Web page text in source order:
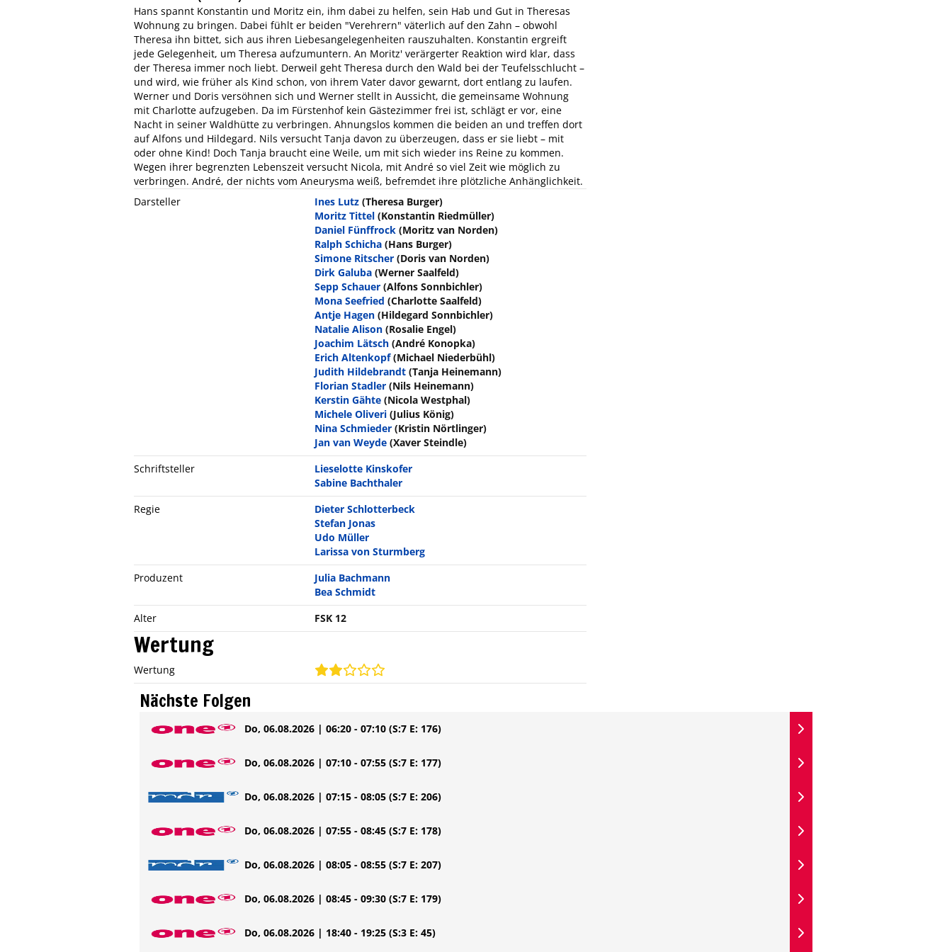
Hans spannt Konstantin und Moritz ein, ihm dabei zu helfen, sein Hab und Gut in Theresas
Wohnung zu bringen. Dabei fühlt er beiden "Verehrern" väterlich auf den Zahn – obwohl
Theresa ihn bittet, sich aus ihren Liebesangelegenheiten rauszuhalten. Konstantin ergreift
jede Gelegenheit, um Theresa aufzumuntern. An Moritz' verärgerter Reaktion wird klar, dass
der Theresa immer noch liebt. Derweil geht Theresa durch den Wald bei der Teufelsschlucht –
und wird, wie früher als Kind schon, von ihrem Vater davor gewarnt, dort entlang zu laufen.
Werner und Doris versöhnen sich und Werner stellt in Aussicht, die gemeinsame Wohnung
mit Charlotte aufzugeben. Da im Fürstenhof kein Gästezimmer frei ist, schlägt er vor, eine
Nacht in seiner Waldhütte zu verbringen. Ahnungslos kommen die beiden an und treffen dort
auf Alfons und Hildegard. Nils versucht Tanja davon zu überzeugen, dass er sie liebt – mit
oder ohne Kind! Doch Tanja braucht eine Weile, um mit sich wieder ins Reine zu kommen.
Wegen ihrer begrenzten Lebenszeit versucht Nicola, mit André so viel Zeit wie möglich zu
verbringen. André, der nichts vom Aneurysma weiß, befremdet ihre plötzliche Anhänglichkeit.
Darsteller
Ines Lutz (Theresa Burger)
Moritz Tittel (Konstantin Riedmüller)
Daniel Fünffrock (Moritz van Norden)
Ralph Schicha (Hans Burger)
Simone Ritscher (Doris van Norden)
Dirk Galuba (Werner Saalfeld)
Sepp Schauer (Alfons Sonnbichler)
Mona Seefried (Charlotte Saalfeld)
Antje Hagen (Hildegard Sonnbichler)
Natalie Alison (Rosalie Engel)
Joachim Lätsch (André Konopka)
Erich Altenkopf (Michael Niederbühl)
Judith Hildebrandt (Tanja Heinemann)
Florian Stadler (Nils Heinemann)
Kerstin Gähte (Nicola Westphal)
Michele Oliveri (Julius König)
Nina Schmieder (Kristin Nörtlinger)
Jan van Weyde (Xaver Steindle)
Schriftsteller
Lieselotte Kinskofer
Sabine Bachthaler
Regie
Dieter Schlotterbeck
Stefan Jonas
Udo Müller
Larissa von Sturmberg
Produzent
Julia Bachmann
Bea Schmidt
Alter
FSK 12
Wertung
Wertung
Nächste Folgen
Do, 06.08.2026 | 06:20 - 07:10 (S:7 E: 176)
Do, 06.08.2026 | 07:10 - 07:55 (S:7 E: 177)
Do, 06.08.2026 | 07:15 - 08:05 (S:7 E: 206)
Do, 06.08.2026 | 07:55 - 08:45 (S:7 E: 178)
Do, 06.08.2026 | 08:05 - 08:55 (S:7 E: 207)
Do, 06.08.2026 | 08:45 - 09:30 (S:7 E: 179)
Do, 06.08.2026 | 18:40 - 19:25 (S:3 E: 45)